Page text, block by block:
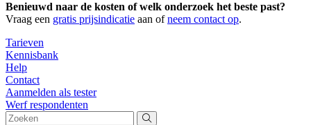
Benieuwd naar de kosten of welk onderzoek het beste past?
Vraag een gratis prijsindicatie aan ofneem contact op.
Tarieven
Kennisbank
Help
Contact
Aanmelden als tester
Werf respondenten